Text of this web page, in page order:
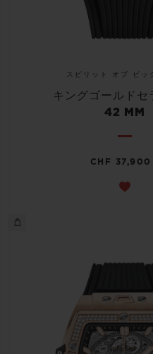
スピリット オブ ビッ
キングゴールドセ
42 MM
CHF 37,900